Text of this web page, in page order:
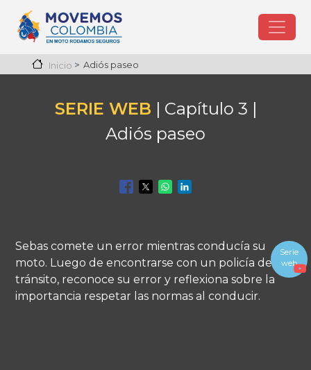
Pasar al contenido principal
Inicio Adiós paseo
SERIE WEB | Capítulo 3 |
Adiós paseo
Sebas comete un error mientras conducía su
moto. Luego de encontrarse con un policía de
tránsito, reconoce su error y reflexiona sobre la
importancia respetar las normas al conducir.
Serie
web